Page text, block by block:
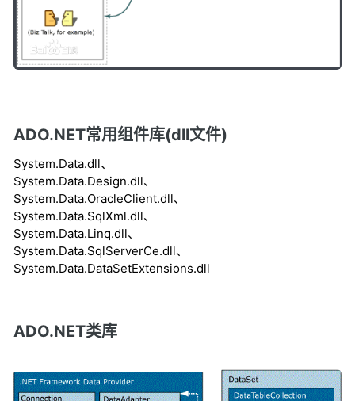
ADO.NET常用组件库(dll文件)
System.Data.dll、
System.Data.Design.dll、
System.Data.OracleClient.dll、
System.Data.SqlXml.dll、
System.Data.Linq.dll、
System.Data.SqlServerCe.dll、
System.Data.DataSetExtensions.dll
ADO.NET类库